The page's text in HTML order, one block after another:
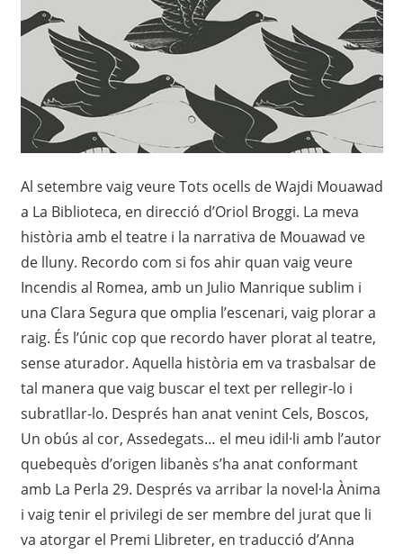
Al setembre vaig veure Tots ocells de Wajdi Mouawad
a La Biblioteca, en direcció d’Oriol Broggi. La meva
història amb el teatre i la narrativa de Mouawad ve
de lluny. Recordo com si fos ahir quan vaig veure
Incendis al Romea, amb un Julio Manrique sublim i
una Clara Segura que omplia l’escenari, vaig plorar a
raig. És l’únic cop que recordo haver plorat al teatre,
sense aturador. Aquella història em va trasbalsar de
tal manera que vaig buscar el text per rellegir-lo i
subratllar-lo. Després han anat venint Cels, Boscos,
Un obús al cor, Assedegats… el meu idil·li amb l’autor
quebequès d’origen libanès s’ha anat conformant
amb La Perla 29. Després va arribar la novel·la Ànima
i vaig tenir el privilegi de ser membre del jurat que li
va atorgar el Premi Llibreter, en traducció d’Anna